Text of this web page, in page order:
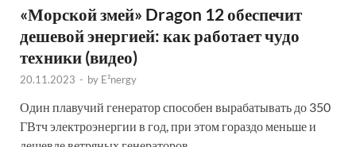
«Морской змей» Dragon 12 обеспечит
дешевой энергией: как работает чудо
техники (видео)
20.11.2023 - by E²nergy
Один плавучий генератор способен вырабатывать до 350
ГВтч электроэнергии в год, при этом гораздо меньше и